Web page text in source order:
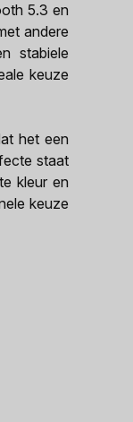
5.3 en
andere
stabiele
keuze
het een
staat
kleur en
keuze